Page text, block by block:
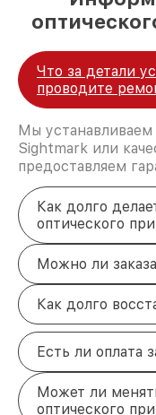
Что за детали
проводите
Мы
Sightmark или
предоставляем
Как долго
оптического
Можно ли
Как долго
Есть ли оплата
Может ли
оптического